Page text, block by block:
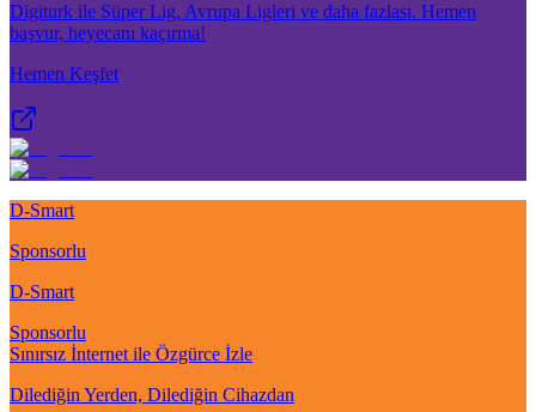
Digiturk ile Süper Lig, Avrupa Ligleri ve daha fazlası. Hemen
başvur, heyecanı kaçırma!
Hemen Keşfet
D-Smart
Sponsorlu
D-Smart
Sponsorlu
Sınırsız İnternet ile Özgürce İzle
Dilediğin Yerden, Dilediğin Cihazdan